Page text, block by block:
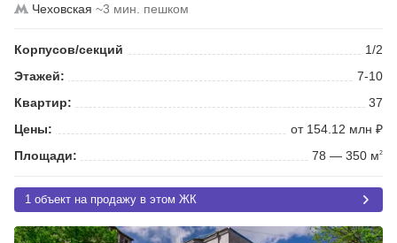
Чеховская ~3 мин. пешком
Корпусов/секций
1/2
Этажей:
7-10
Квартир:
37
Цены:
от 154.12 млн ₽
Площади:
78 — 350 м2
1 объект на продажу в этом ЖК